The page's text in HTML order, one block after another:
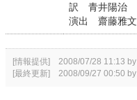
訳 青井陽治
演出 齋藤雅文
[情報提供] 2008/07/28 11:13 by
[最終更新] 2008/09/27 00:50 by